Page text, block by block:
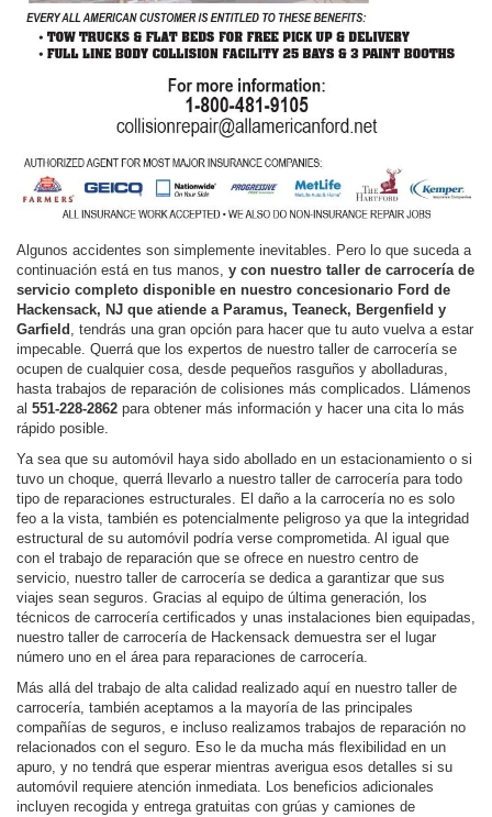
Algunos accidentes son simplemente inevitables. Pero lo que suceda a
continuación está en tus manos, y con nuestro taller de carrocería de
servicio completo disponible en nuestro concesionario Ford de
Hackensack, NJ que atiende a Paramus, Teaneck, Bergenfield y
Garfield , tendrás una gran opción para hacer que tu auto vuelva a estar
impecable. Querrá que los expertos de nuestro taller de carrocería se
ocupen de cualquier cosa, desde pequeños rasguños y abolladuras,
hasta trabajos de reparación de colisiones más complicados. Llámenos
al 551-228-2862 para obtener más información y hacer una cita lo más
rápido posible.
Ya sea que su automóvil haya sido abollado en un estacionamiento o si
tuvo un choque, querrá llevarlo a nuestro taller de carrocería para todo
tipo de reparaciones estructurales. El daño a la carrocería no es solo
feo a la vista, también es potencialmente peligroso ya que la integridad
estructural de su automóvil podría verse comprometida. Al igual que
con el trabajo de reparación que se ofrece en nuestro centro de
servicio, nuestro taller de carrocería se dedica a garantizar que sus
viajes sean seguros. Gracias al equipo de última generación, los
técnicos de carrocería certificados y unas instalaciones bien equipadas,
nuestro taller de carrocería de Hackensack demuestra ser el lugar
número uno en el área para reparaciones de carrocería.
Más allá del trabajo de alta calidad realizado aquí en nuestro taller de
carrocería, también aceptamos a la mayoría de las principales
compañías de seguros, e incluso realizamos trabajos de reparación no
relacionados con el seguro. Eso le da mucha más flexibilidad en un
apuro, y no tendrá que esperar mientras averigua esos detalles si su
automóvil requiere atención inmediata. Los beneficios adicionales
incluyen recogida y entrega gratuitas con grúas y camiones de